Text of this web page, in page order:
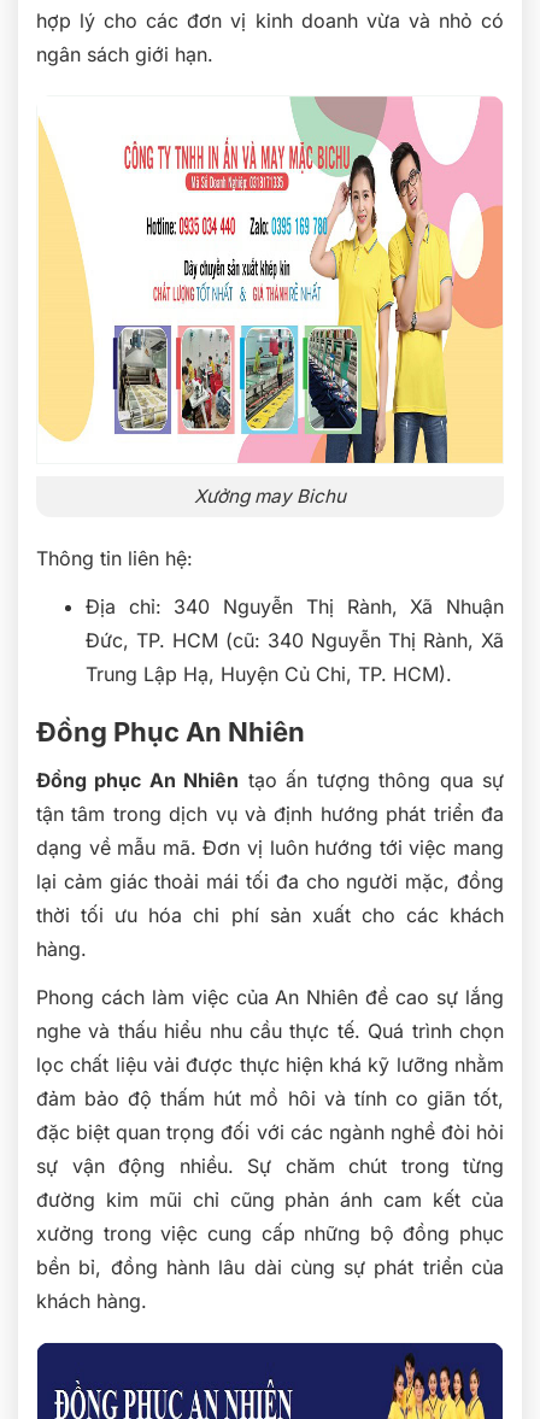
hợp lý cho các đơn vị kinh doanh vừa và nhỏ có
ngân sách giới hạn.
Xưởng may Bichu
Thông tin liên hệ:
Địa chỉ: 340 Nguyễn Thị Rành, Xã Nhuận
Đức, TP. HCM (cũ: 340 Nguyễn Thị Rành, Xã
Trung Lập Hạ, Huyện Củ Chi, TP. HCM).
Đồng Phục An Nhiên
Đồng phục An Nhiên tạo ấn tượng thông qua sự
tận tâm trong dịch vụ và định hướng phát triển đa
dạng về mẫu mã. Đơn vị luôn hướng tới việc mang
lại cảm giác thoải mái tối đa cho người mặc, đồng
thời tối ưu hóa chi phí sản xuất cho các khách
hàng.
Phong cách làm việc của An Nhiên đề cao sự lắng
nghe và thấu hiểu nhu cầu thực tế. Quá trình chọn
lọc chất liệu vải được thực hiện khá kỹ lưỡng nhằm
đảm bảo độ thấm hút mồ hôi và tính co giãn tốt,
đặc biệt quan trọng đối với các ngành nghề đòi hỏi
sự vận động nhiều. Sự chăm chút trong từng
đường kim mũi chỉ cũng phản ánh cam kết của
xưởng trong việc cung cấp những bộ đồng phục
bền bỉ, đồng hành lâu dài cùng sự phát triển của
khách hàng.